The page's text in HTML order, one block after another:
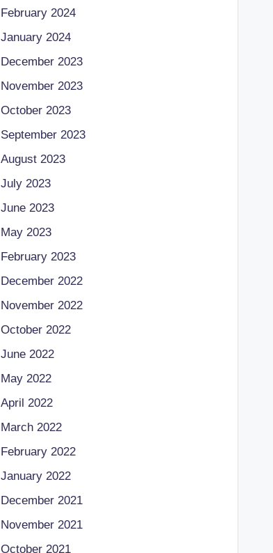
February 2024
January 2024
December 2023
November 2023
October 2023
September 2023
August 2023
July 2023
June 2023
May 2023
February 2023
December 2022
November 2022
October 2022
June 2022
May 2022
April 2022
March 2022
February 2022
January 2022
December 2021
November 2021
October 2021